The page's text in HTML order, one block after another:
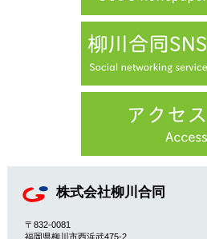
株式会社柳川合同
〒832-0081
福岡県柳川市西浜武475-2